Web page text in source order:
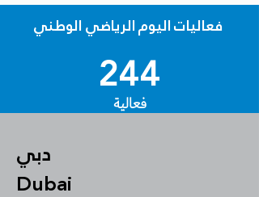
244
فعالية
دبي
Dubai